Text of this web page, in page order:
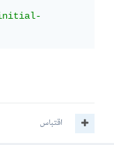
initial-
اقتباس